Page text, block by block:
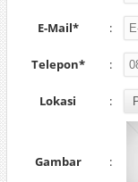
E-Mail* :
Telepon* :
Lokasi :
Gambar :